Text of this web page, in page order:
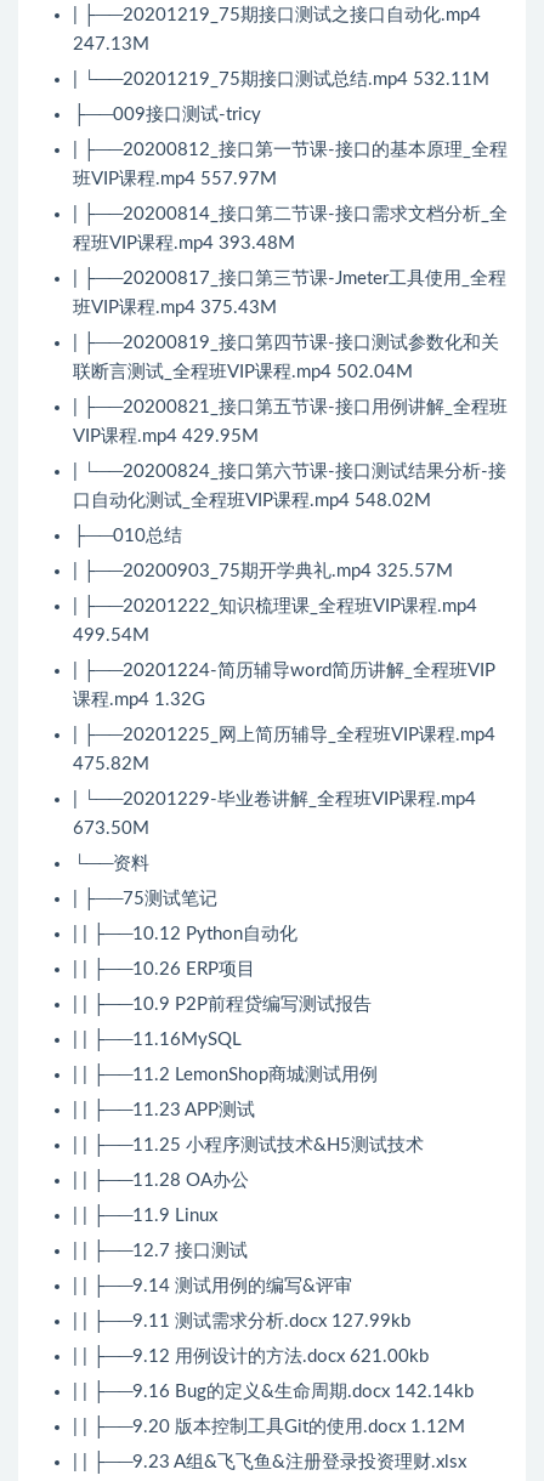
| ├──20201219_75期接口测试之接口自动化.mp4
247.13M
| └──20201219_75期接口测试总结.mp4 532.11M
├──009接口测试-tricy
| ├──20200812_接口第一节课-接口的基本原理_全程
班VIP课程.mp4 557.97M
| ├──20200814_接口第二节课-接口需求文档分析_全
程班VIP课程.mp4 393.48M
| ├──20200817_接口第三节课-Jmeter工具使用_全程
班VIP课程.mp4 375.43M
| ├──20200819_接口第四节课-接口测试参数化和关
联断言测试_全程班VIP课程.mp4 502.04M
| ├──20200821_接口第五节课-接口用例讲解_全程班
VIP课程.mp4 429.95M
| └──20200824_接口第六节课-接口测试结果分析-接
口自动化测试_全程班VIP课程.mp4 548.02M
├──010总结
| ├──20200903_75期开学典礼.mp4 325.57M
| ├──20201222_知识梳理课_全程班VIP课程.mp4
499.54M
| ├──20201224-简历辅导word简历讲解_全程班VIP
课程.mp4 1.32G
| ├──20201225_网上简历辅导_全程班VIP课程.mp4
475.82M
| └──20201229-毕业卷讲解_全程班VIP课程.mp4
673.50M
└──资料
| ├──75测试笔记
| | ├──10.12 Python自动化
| | ├──10.26 ERP项目
| | ├──10.9 P2P前程贷编写测试报告
| | ├──11.16MySQL
| | ├──11.2 LemonShop商城测试用例
| | ├──11.23 APP测试
| | ├──11.25 小程序测试技术&H5测试技术
| | ├──11.28 OA办公
| | ├──11.9 Linux
| | ├──12.7 接口测试
| | ├──9.14 测试用例的编写&评审
| | ├──9.11 测试需求分析.docx 127.99kb
| | ├──9.12 用例设计的方法.docx 621.00kb
| | ├──9.16 Bug的定义&生命周期.docx 142.14kb
| | ├──9.20 版本控制工具Git的使用.docx 1.12M
| | ├──9.23 A组&飞飞鱼&注册登录投资理财.xlsx